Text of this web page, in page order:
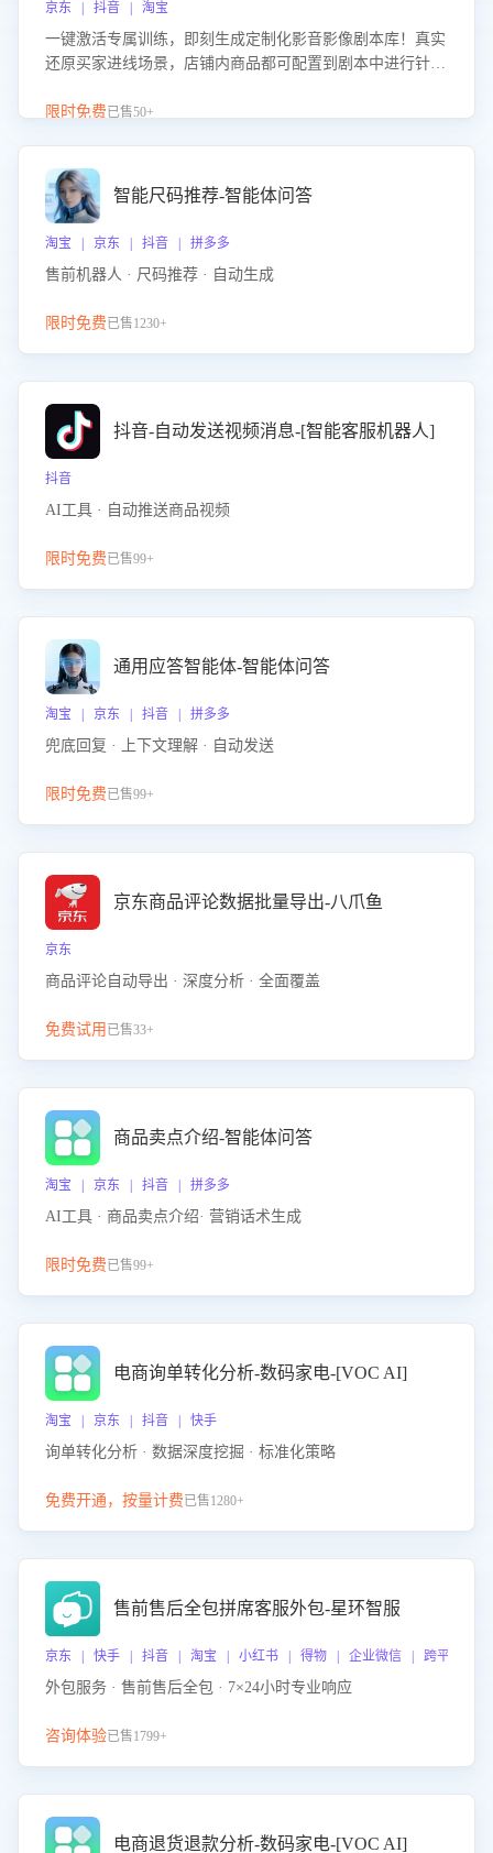
京东 | 抖音 | 淘宝
一键激活专属训练，即刻生成定制化影音影像剧本库！真实
还原买家进线场景，店铺内商品都可配置到剧本中进行针对
击 “立即开通”，快速获取影音影像类目剧本，一键开启客服
限时免费已售50+
智能尺码推荐-智能体问答
淘宝 | 京东 | 抖音 | 拼多多
售前机器人 · 尺码推荐 · 自动生成
限时免费已售1230+
抖音-自动发送视频消息-[智能客服机器人]
抖音
AI工具 · 自动推送商品视频
限时免费已售99+
通用应答智能体-智能体问答
淘宝 | 京东 | 抖音 | 拼多多
兜底回复 · 上下文理解 · 自动发送
限时免费已售99+
京东商品评论数据批量导出-八爪鱼
京东
商品评论自动导出 · 深度分析 · 全面覆盖
免费试用 已售33+
商品卖点介绍-智能体问答
淘宝 | 京东 | 抖音 | 拼多多
AI工具 · 商品卖点介绍· 营销话术生成
限时免费已售99+
电商询单转化分析-数码家电-[VOC AI]
淘宝 | 京东 | 抖音 | 快手
询单转化分析 · 数据深度挖掘 · 标准化策略
免费开通，按量计费已售1280+
售前售后全包拼席客服外包-星环智服
京东 | 快手 | 抖音 | 淘宝 | 小红书 | 得物 | 企业微信 | 跨平台
外包服务 · 售前售后全包 · 7×24小时专业响应
咨询体验已售1799+
电商退货退款分析-数码家电-[VOC AI]